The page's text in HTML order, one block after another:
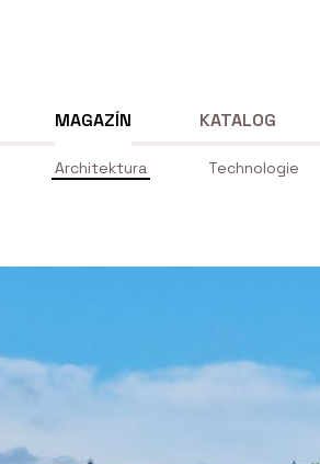
MAGAZÍN
Architektura Technologie
KATALOG